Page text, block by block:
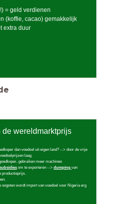
= geld verdienen
(koffie, cacao) gemakkelijk
extra duur
wereldmarktprijs
dan voedsel uit eigen land? --> door de vrije
laag.
gebruiken meer machines
om te exporteren -->dumpingvan
productieprijs.
wordt import van voedsel voor Nigeria erg